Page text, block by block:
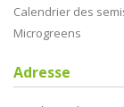
Calendrier des
Microgreens
Adresse